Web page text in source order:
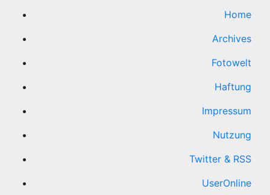
Home
Archives
Fotowelt
Haftung
Impressum
Nutzung
Twitter & RSS
UserOnline